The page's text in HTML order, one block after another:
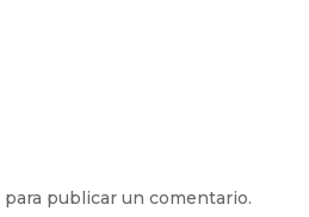
para publicar un comentario.